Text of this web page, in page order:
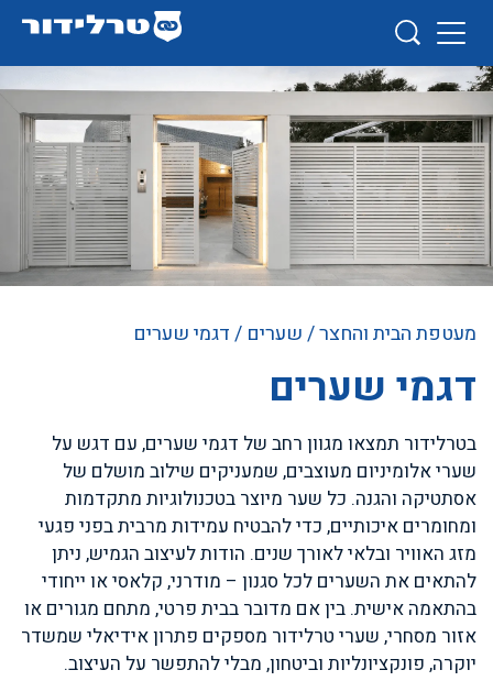
מעטפת הבית והחצר/שערים / דגמי שערים
דגמי שערים
בטרלידור תמצאו מגוון רחב של דגמי שערים, עם דגש על
שערי אלומיניום מעוצבים, שמעניקים שילוב מושלם של
אסתטיקה והגנה. כל שער מיוצר בטכנולוגיות מתקדמות
ומחומרים איכותיים, כדי להבטיח עמידות מרבית בפני פגעי
מזג האוויר ובלאי לאורך שנים. הודות לעיצוב הגמיש, ניתן
להתאים את השערים לכל סגנון – מודרני, קלאסי או ייחודי
בהתאמה אישית. בין אם מדובר בבית פרטי, מתחם מגורים או
אזור מסחרי, שערי טרלידור מספקים פתרון אידיאלי שמשדר
יוקרה, פונקציונליות וביטחון, מבלי להתפשר על העיצוב.